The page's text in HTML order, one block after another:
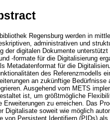
Regensburg werden in
administrativen und
der digitalen Dokumente
-formate für die Digitalisierung
Metadatenformat für die
des Referenzmodells
an zukünftige
Ausgehend vom METS
ist, um größtmögliche
Erweiterungen zu erreichen. Das
Digitalisate soweit wie möglich
von Persistent Identifiern (PIDs)